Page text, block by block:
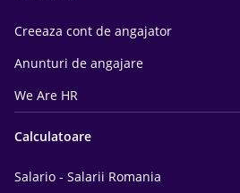
Creeaza cont de angajator
Anunturi de angajare
We Are HR
Calculatoare
Salario - Salarii Romania